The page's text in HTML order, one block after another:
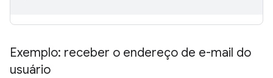
Exemplo: receber o endereço de e-mail do
usuário